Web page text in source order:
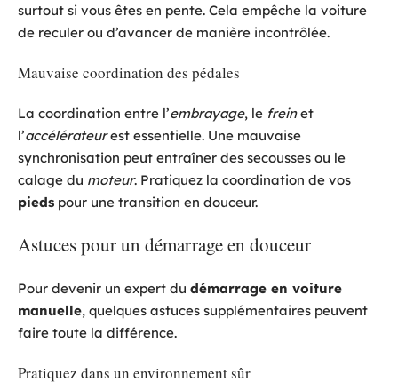
surtout si vous êtes en pente. Cela empêche la voiture
de reculer ou d’avancer de manière incontrôlée.
Mauvaise coordination des pédales
La coordination entre l’embrayage, le freinet
l’accélérateurest essentielle. Une mauvaise
synchronisation peut entraîner des secousses ou le
calage du moteur. Pratiquez la coordination de vos
pieds pour une transition en douceur.
Astuces pour un démarrage en douceur
Pour devenir un expert du démarrage en voiture
manuelle, quelques astuces supplémentaires peuvent
faire toute la différence.
Pratiquez dans un environnement sûr